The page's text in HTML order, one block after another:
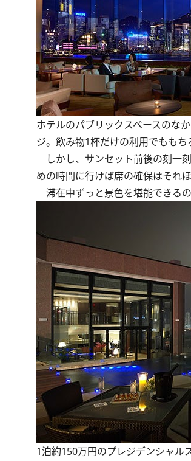
ホテルのパブリックスペースのな
ジ。飲み物1杯だけの利用でももち
しかし、サンセット前後の刻一
めの時間に行けば席の確保はそれ
滞在中ずっと景色を堪能できる
1泊約150万円のプレジデンシャル